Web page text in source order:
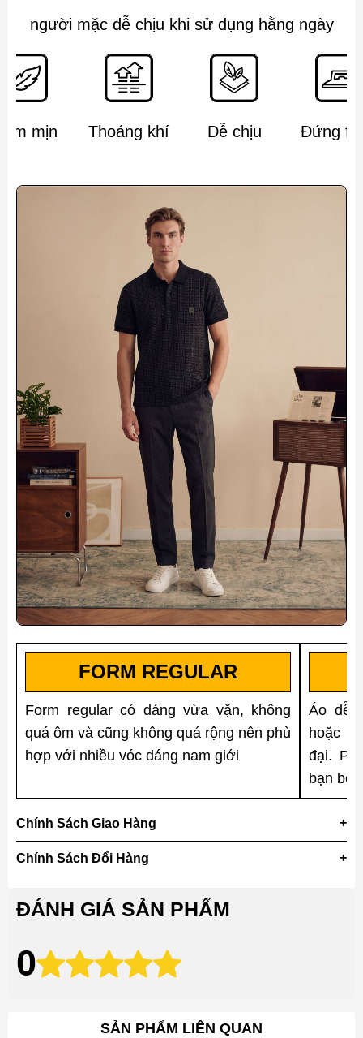
người mặc dễ chịu khi sử dụng hằng ngày
mịn Thoáng khí Dễ chịu Đứng
FORM REGULAR
Form regular có dáng vừa vặn, không
quá ôm và cũng không quá rộng nên phù
hợp với nhiều vóc dáng nam giới
Áo dễ
hoặc
đại.
bạn bè
Chính Sách Giao Hàng
Chính Sách Đổi Hàng
ĐÁNH GIÁ SẢN PHẨM
0
SẢN PHẨM LIÊN QUAN